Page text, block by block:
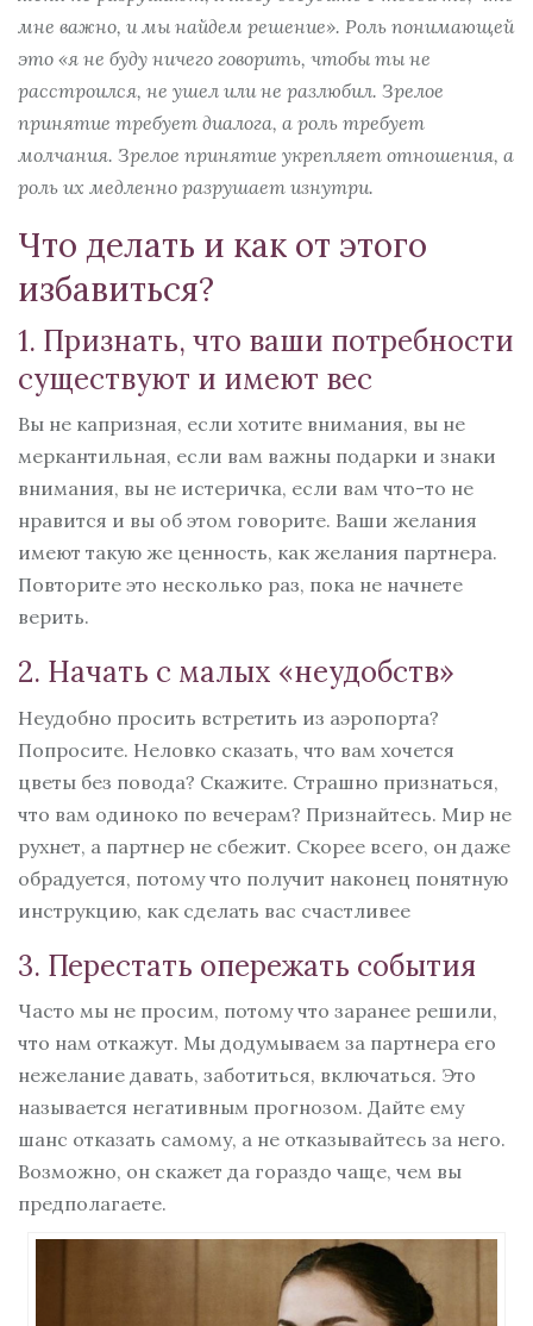
мне важно, и мы найдем решение». Роль понимающей
это «я не буду ничего говорить, чтобы ты не
расстроился, не ушел или не разлюбил. Зрелое
принятие требует диалога, а роль требует
молчания. Зрелое принятие укрепляет отношения, а
роль их медленно разрушает изнутри.
Что делать и как от этого
избавиться?
1. Признать, что ваши потребности
существуют и имеют вес
Вы не капризная, если хотите внимания, вы не
меркантильная, если вам важны подарки и знаки
внимания, вы не истеричка, если вам что-то не
нравится и вы об этом говорите. Ваши желания
имеют такую же ценность, как желания партнера.
Повторите это несколько раз, пока не начнете
верить.
2. Начать с малых «неудобств»
Неудобно просить встретить из аэропорта?
Попросите. Неловко сказать, что вам хочется
цветы без повода? Скажите. Страшно признаться,
что вам одиноко по вечерам? Признайтесь. Мир не
рухнет, а партнер не сбежит. Скорее всего, он даже
обрадуется, потому что получит наконец понятную
инструкцию, как сделать вас счастливее
3. Перестать опережать события
Часто мы не просим, потому что заранее решили,
что нам откажут. Мы додумываем за партнера его
нежелание давать, заботиться, включаться. Это
называется негативным прогнозом. Дайте ему
шанс отказать самому, а не отказывайтесь за него.
Возможно, он скажет да гораздо чаще, чем вы
предполагаете.